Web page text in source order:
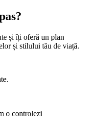
și îți oferă un plan
și stilului tău de viață.
o controlezi